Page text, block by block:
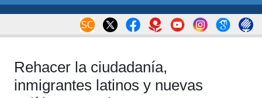
Rehacer la ciudadanía,
inmigrantes latinos y nuevas